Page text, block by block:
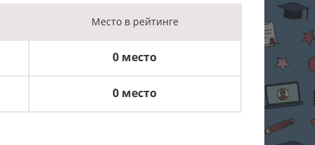
Место в рейтинге
0 место
0 место